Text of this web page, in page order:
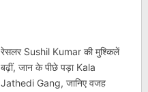
रेसलर Sushil Kumar की मुश्किलें
बढ़ीं, जान के पीछे पड़ा Kala
Jathedi Gang, जानिए वजह